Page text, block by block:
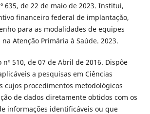
635, de 22 de maio de 2023. Institui,
financeiro federal de implantação,
para as modalidades de equipes
Atenção Primária à Saúde. 2023.
nº 510, de 07 de Abril de 2016. Dispõe
a pesquisas em Ciências
cujos procedimentos metodológicos
de dados diretamente obtidos com os
informações identificáveis ou que